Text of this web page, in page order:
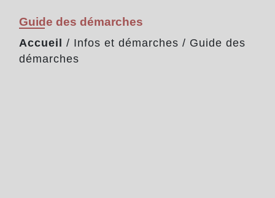
Guide des démarches
Accueil / Infos et démarches / Guide des
démarches